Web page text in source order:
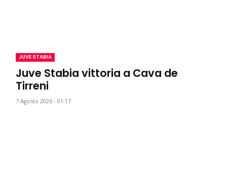
JUVE STABIA
Juve Stabia vittoria a Cava de
Tirreni
7 Agosto 2026 - 01:17